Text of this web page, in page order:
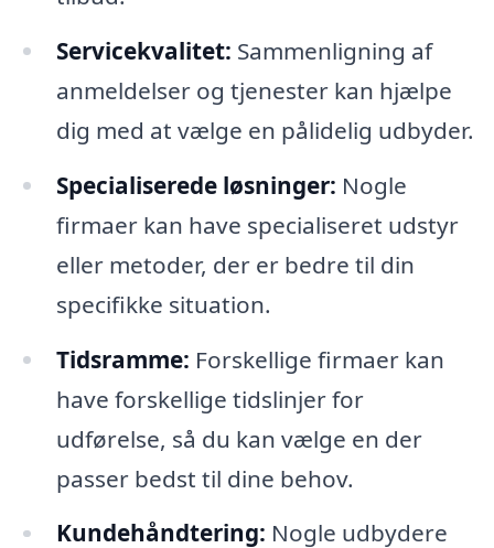
Servicekvalitet: Sammenligning af
anmeldelser og tjenester kan hjælpe
dig med at vælge en pålidelig udbyder.
Specialiserede løsninger: Nogle
firmaer kan have specialiseret udstyr
eller metoder, der er bedre til din
specifikke situation.
Tidsramme: Forskellige firmaer kan
have forskellige tidslinjer for
udførelse, så du kan vælge en der
passer bedst til dine behov.
Kundehåndtering: Nogle udbydere